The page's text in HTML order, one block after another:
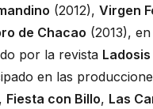
(2012), Virgen
de Chacao (2013),
por la revista Ladosis
Fiesta con Billo, Las